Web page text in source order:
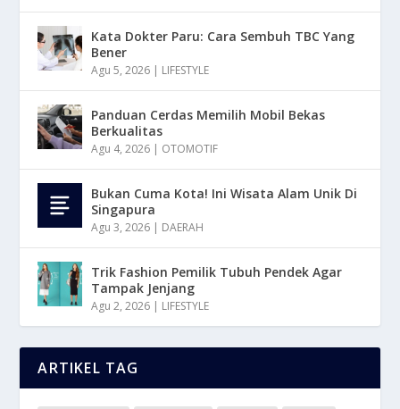
Kata Dokter Paru: Cara Sembuh TBC Yang
Bener
Agu 5, 2026 | LIFESTYLE
Panduan Cerdas Memilih Mobil Bekas
Berkualitas
Agu 4, 2026 | OTOMOTIF
Bukan Cuma Kota! Ini Wisata Alam Unik Di
Singapura
Agu 3, 2026 | DAERAH
Trik Fashion Pemilik Tubuh Pendek Agar
Tampak Jenjang
Agu 2, 2026 | LIFESTYLE
ARTIKEL TAG